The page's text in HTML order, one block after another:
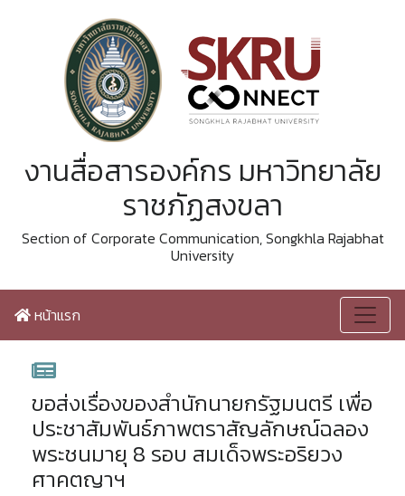
งานสื่อสารองค์กร มหาวิทยาลัย
ราชภัฏสงขลา
Section of Corporate Communication, Songkhla Rajabhat
University
หน้าแรก
ขอส่งเรื่องของสำนักนายกรัฐมนตรี เพื่อ
ประชาสัมพันธ์ภาพตราสัญลักษณ์ฉลอง
พระชนมายุ 8 รอบ สมเด็จพระอริยวง
ศาคตญาฯ